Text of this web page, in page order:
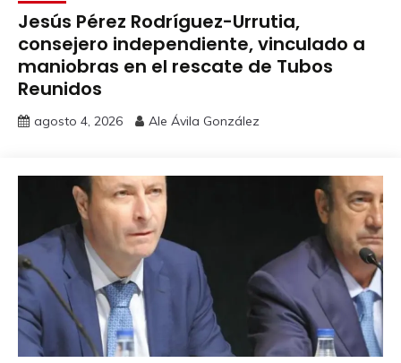
Jesús Pérez Rodríguez-Urrutia,
consejero independiente, vinculado a
maniobras en el rescate de Tubos
Reunidos
agosto 4, 2026 Ale Ávila González